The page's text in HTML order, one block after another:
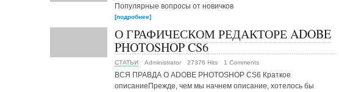
Популярные вопросы от новичков
[подробнее]
О ГРАФИЧЕСКОМ РЕДАКТОРЕ ADOBE
PHOTOSHOP CS6
СТАТЬИ Administrator 27376 Hits 1 Comments
ВСЯ ПРАВДА О ADOBE PHOTOSHOP CS6 Краткое
описаниеПрежде, чем мы начнем описание, хотелось бы